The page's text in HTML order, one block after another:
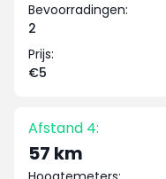
Bevoorradingen:
2
Prijs:
€5
Afstand 4:
57 km